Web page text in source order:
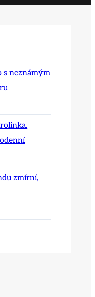
s neznámým
zmírní,